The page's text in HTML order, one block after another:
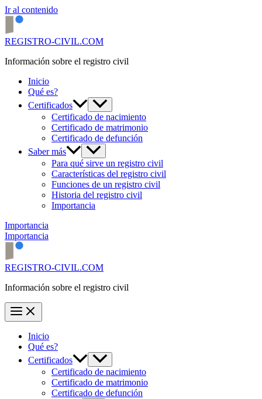
Ir al contenido
REGISTRO-CIVIL.COM
Información sobre el registro civil
Inicio
Qué es?
Certificados
Certificado de nacimiento
Certificado de matrimonio
Certificado de defunción
Saber más
Para qué sirve un registro civil
Características del registro civil
Funciones de un registro civil
Historia del registro civil
Importancia
Importancia
Importancia
REGISTRO-CIVIL.COM
Información sobre el registro civil
Inicio
Qué es?
Certificados
Certificado de nacimiento
Certificado de matrimonio
Certificado de defunción